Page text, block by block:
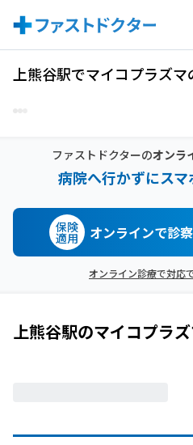
上熊谷駅でマイコプラズ
ファストドクターのオンラ
病院へ行かずにス
保険
適用 オンラインで診
オンライン診療で対応
上熊谷駅のマイコプラ